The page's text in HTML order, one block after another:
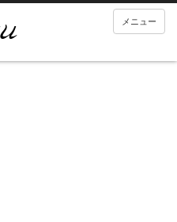
メニュー